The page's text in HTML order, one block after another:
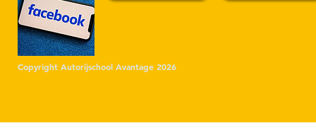
Copyright Autorijschool Avantage 2026